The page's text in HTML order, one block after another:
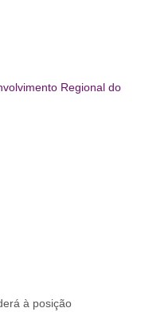
Regional do
à posição